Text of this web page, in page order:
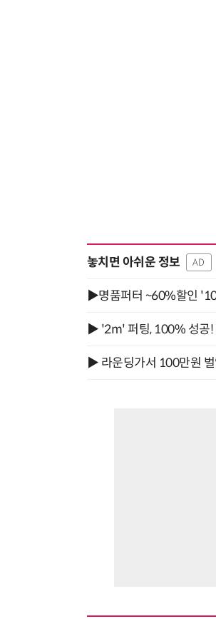
놓치면 아쉬운 정보 AD
▶명품퍼터 ~60%할인
▶ '2m' 퍼팅, 100% 성공!
▶ 라운딩가서 100만원